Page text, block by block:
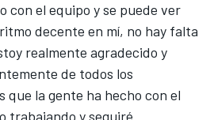
con el equipo y se puede ver
decente en mí, no hay falta
realmente agradecido y
de todos los
que la gente ha hecho con el
trabajando y seguiré